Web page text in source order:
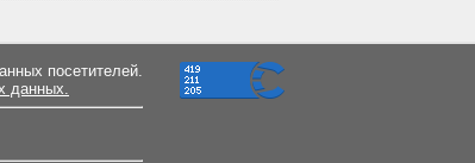
посетителей.
данных.